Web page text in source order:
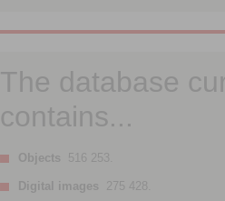
The database
contains...
Objects 516 253.
Digital images 275 428.